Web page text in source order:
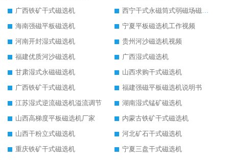
广西铁矿干式磁选机
西宁干式永磁筒式弱磁场磁选机结构图
海南强磁平板磁选机
宁夏平板磁选机工作视频
河南开封湿式磁选机
贵州河沙磁选机视频
福建优质河沙磁选机
广西湿式磁选机
甘肃湿式永磁磁选机
山西求购干式磁选机
广西铁矿干式磁选机
福建强磁平板磁选机说明书
江苏湿式逆流磁选机溢流调节
湖南湿式锰矿磁选机
山西高梯度平板磁选机厂家
内蒙古铁矿干式磁选机
山西干粉立式磁选机
河北矿石干式磁选机
重庆铁矿干式磁选机
宁夏三盘干式磁选机